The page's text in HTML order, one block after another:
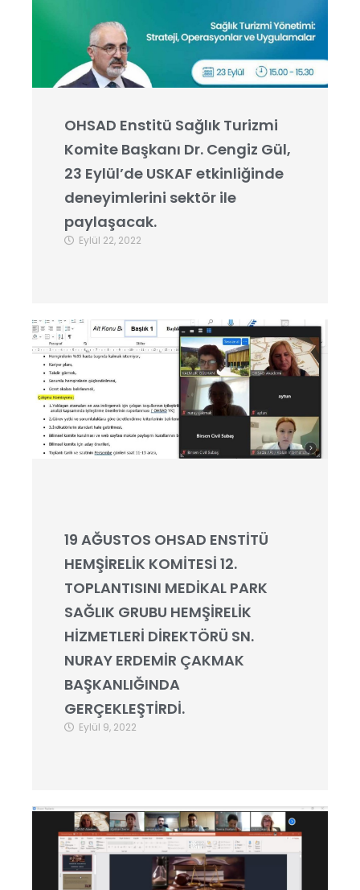
OHSAD Enstitü Sağlık Turizmi
Komite Başkanı Dr. Cengiz Gül,
23 Eylül’de USKAF etkinliğinde
deneyimlerini sektör ile
paylaşacak.
Eylül 22, 2022
19 AĞUSTOS OHSAD ENSTİTÜ
HEMŞİRELİK KOMİTESİ 12.
TOPLANTISINI MEDİKAL PARK
SAĞLIK GRUBU HEMŞİRELİK
HİZMETLERİ DİREKTÖRÜ SN.
NURAY ERDEMİR ÇAKMAK
BAŞKANLIĞINDA
GERÇEKLEŞTİRDİ.
Eylül 9, 2022